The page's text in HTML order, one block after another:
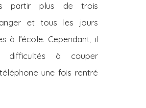
partir plus de trois
et tous les jours
à l’école. Cependant, il
à couper
une fois rentré